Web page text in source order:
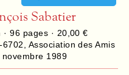
Sabatier
·96 pages · 20,00 €
6702
Association des Amis
novembre 1989